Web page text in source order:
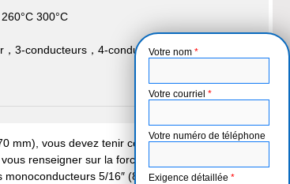
300°C
，3-conducteurs，4-conducteurs，7-
mm), vous devez tenir compte de leur
renseigner sur la force de ces fournisseurs
5/16″ (8.18 mm), nous pouvons
Votre nom *
Votre courriel *
Votre numéro de téléphone
Exigence détaillée *